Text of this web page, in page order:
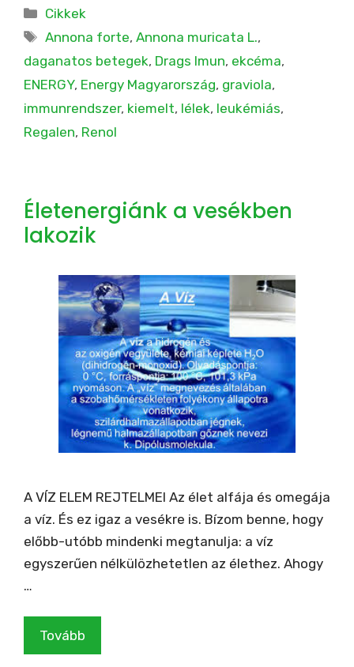
Kategória
Cikkek
Címkék
Annona forte,Annona muricata L.,
daganatos betegek, Drags Imun, ekcéma,
ENERGY, Energy Magyarország, graviola,
immunrendszer, kiemelt, lélek, leukémiás,
Regalen, Renol
Életenergiánk a vesékben
lakozik
A VÍZ ELEM REJTELMEI Az élet alfája és omegája
a víz. És ez igaz a vesékre is. Bízom benne, hogy
előbb-utóbb mindenki megtanulja: a víz
egyszerűen nélkülözhetetlen az élethez. Ahogy
…
Tovább